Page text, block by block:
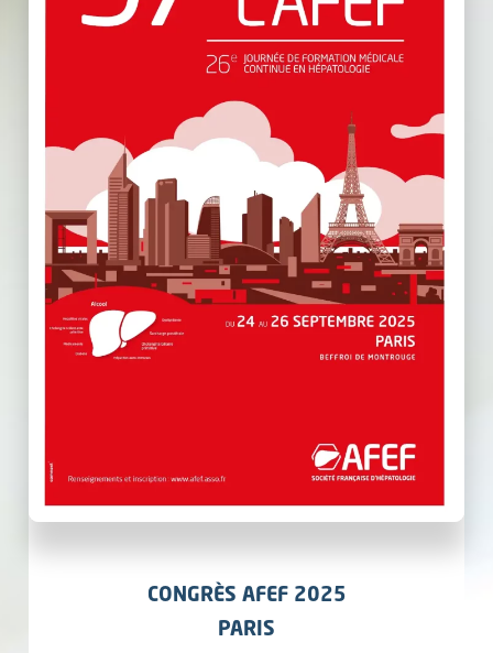
CONGRÈS AFEF 2025
PARIS